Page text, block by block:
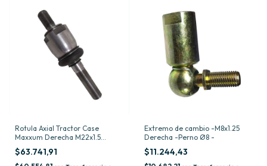
Rotula Axial Tractor Case
Maxxum Derecha M22x1.5
M24x1.5
$63.741,91
Extremo de cambio -M8x1.25
Derecha -Perno Ø8 -
$11.244,43